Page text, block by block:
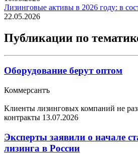
Лизинговые активы в 2026 году: в
22.05.2026
Публикации по
Оборудование берут оптом
Коммерсантъ
Клиенты лизинговых компаний не
контракты 13.07.2026
Эксперты заявили о начале
лизинга в России